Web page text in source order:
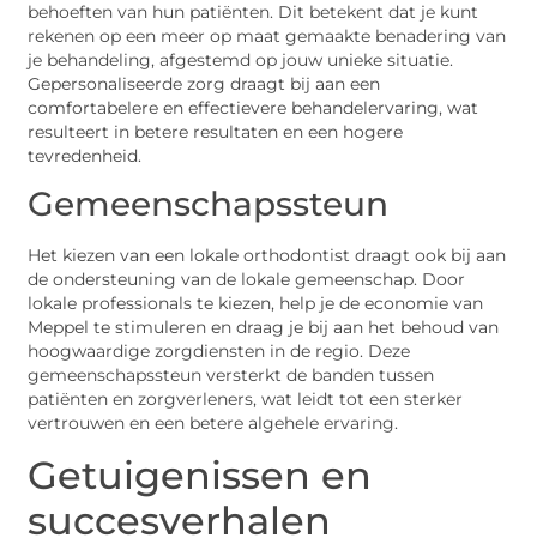
behoeften van hun patiënten. Dit betekent dat je kunt
rekenen op een meer op maat gemaakte benadering van
je behandeling, afgestemd op jouw unieke situatie.
Gepersonaliseerde zorg draagt bij aan een
comfortabelere en effectievere behandelervaring, wat
resulteert in betere resultaten en een hogere
tevredenheid.
Gemeenschapssteun
Het kiezen van een lokale orthodontist draagt ook bij aan
de ondersteuning van de lokale gemeenschap. Door
lokale professionals te kiezen, help je de economie van
Meppel te stimuleren en draag je bij aan het behoud van
hoogwaardige zorgdiensten in de regio. Deze
gemeenschapssteun versterkt de banden tussen
patiënten en zorgverleners, wat leidt tot een sterker
vertrouwen en een betere algehele ervaring.
Getuigenissen en
succesverhalen